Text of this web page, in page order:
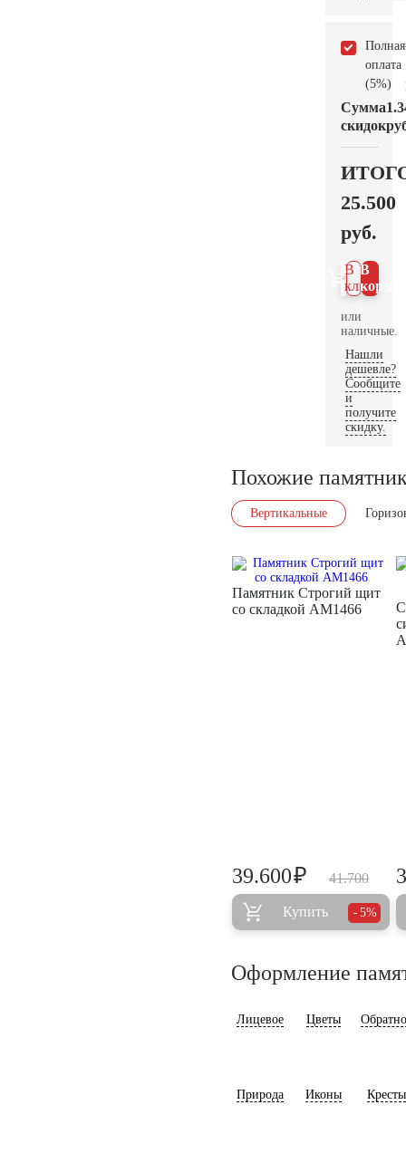
Полная
оплата
(5%)
Сумма
скидок
25.500
руб.
В
В 1
клик
или
наличные.
Нашли
дешевле?
Сообщите
и
получите
скидку.
Похожие
Вертикальные
Памятник Строгий щит
со складкой AM1466
41.700
39.600₽
Купить 5%
Оформление
Лицевое Цветы
Природа Иконы Кресты